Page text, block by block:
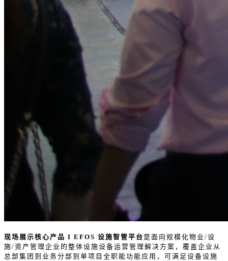
现场展示核心产品 I EFOS 设施智管平台是面向规模化物业/设
施/资产管理企业的整体设施设备运营管理解决方案，覆盖企业从
总部集团到业务分部到单项目全职能功能应用，可满足设备设施